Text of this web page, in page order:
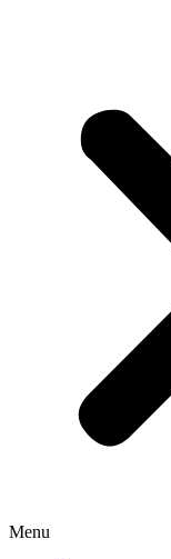
Menu